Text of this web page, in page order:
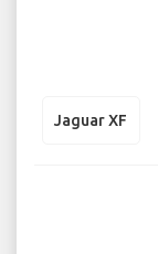
Jaguar XF